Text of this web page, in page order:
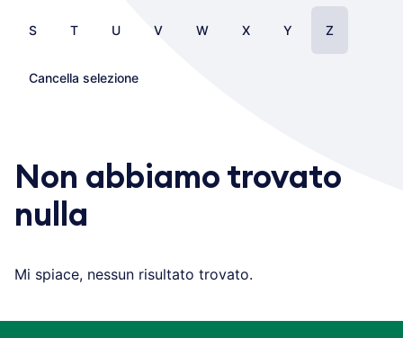
S T U V W X Y Z
Cancella selezione
Non abbiamo trovato
nulla
Mi spiace, nessun risultato trovato.